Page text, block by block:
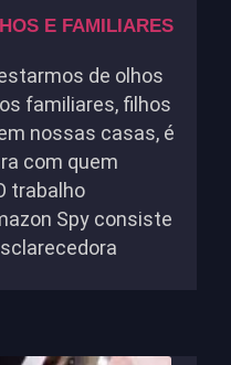
E FAMILIARES
de olhos
familiares, filhos
nossas casas, é
com quem
trabalho
Spy consiste